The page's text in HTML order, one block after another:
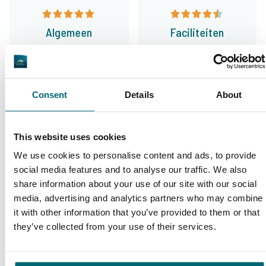
Consent Details About
This website uses cookies
We use cookies to personalise content and ads, to provide
social media features and to analyse our traffic. We also
share information about your use of our site with our social
media, advertising and analytics partners who may combine
it with other information that you’ve provided to them or that
they’ve collected from your use of their services.
Algemeen Faciliteiten
Van onze klanten
wateren kom je al snel uit bij The Carp
9,4
Ons aanbod Begeleiding